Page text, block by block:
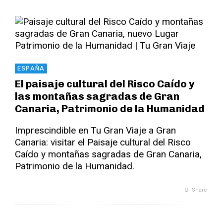
ESPAÑA
El paisaje cultural del Risco Caído y
las montañas sagradas de Gran
Canaria, Patrimonio de la Humanidad
Imprescindible en Tu Gran Viaje a Gran
Canaria: visitar el Paisaje cultural del Risco
Caído y montañas sagradas de Gran Canaria,
Patrimonio de la Humanidad.
Share